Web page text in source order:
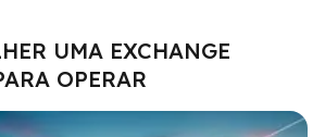
UMA EXCHANGE
OPERAR